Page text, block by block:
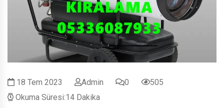
18 Tem 2023 Admin 0
505
Okuma Süresi:14 Dakika